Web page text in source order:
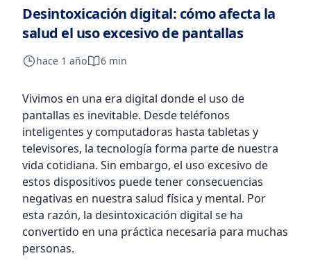
Desintoxicación digital: cómo afecta la
salud el uso excesivo de pantallas
hace 1 año 6 min
Vivimos en una era digital donde el uso de
pantallas es inevitable. Desde teléfonos
inteligentes y computadoras hasta tabletas y
televisores, la tecnología forma parte de nuestra
vida cotidiana. Sin embargo, el uso excesivo de
estos dispositivos puede tener consecuencias
negativas en nuestra salud física y mental. Por
esta razón, la desintoxicación digital se ha
convertido en una práctica necesaria para muchas
personas.